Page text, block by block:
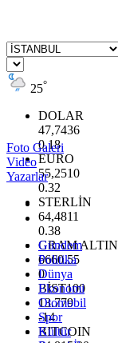
25°
DOLAR
47,7436
0.18
EURO
55,2510
0.32
STERLİN
64,4811
0.38
GRAM ALTIN
6660.55
0
BİST100
13.779
-14
BITCOIN
Foto Galeri
Video
Yazarlar
Gündem
Politika
Dünya
Ekonomi
Otomobil
Spor
Kültür